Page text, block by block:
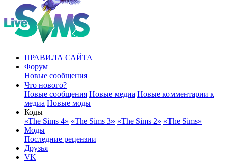
ПРАВИЛА САЙТА
Форум
Новые сообщения
Что нового?
Новые сообщения Новые медиа Новые комментарии к
медиа Новые моды
Коды
«The Sims 4» «The Sims 3» «The Sims 2» «The Sims»
Моды
Последние рецензии
Друзья
VK